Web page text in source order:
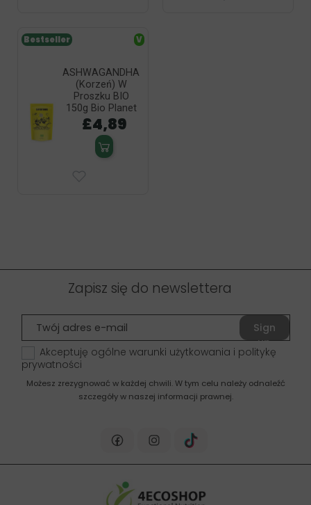
ASHWAGANDHA
(korzeń) W
Proszku BIO
150g Bio Planet
£4,89
Bestseller V
Zapisz się do newslettera
Sign
up
Akceptuję ogólne warunki użytkowania i politykę
prywatności
Możesz zrezygnować w każdej chwili. W tym celu należy odnaleźć
szczegóły w naszej informacji prawnej.